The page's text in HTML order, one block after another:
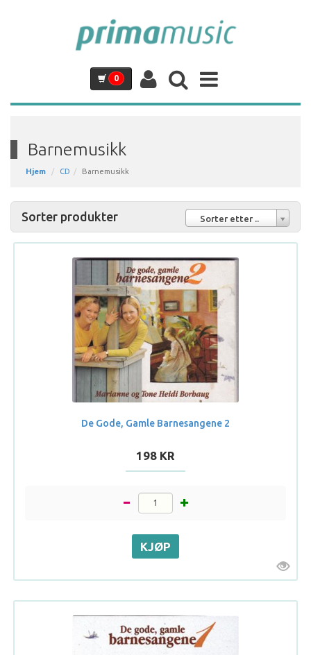
0
Barnemusikk
Hjem CD Barnemusikk
Sorter etter ..
Sorter produkter
De Gode, Gamle Barnesangene 2
198 KR